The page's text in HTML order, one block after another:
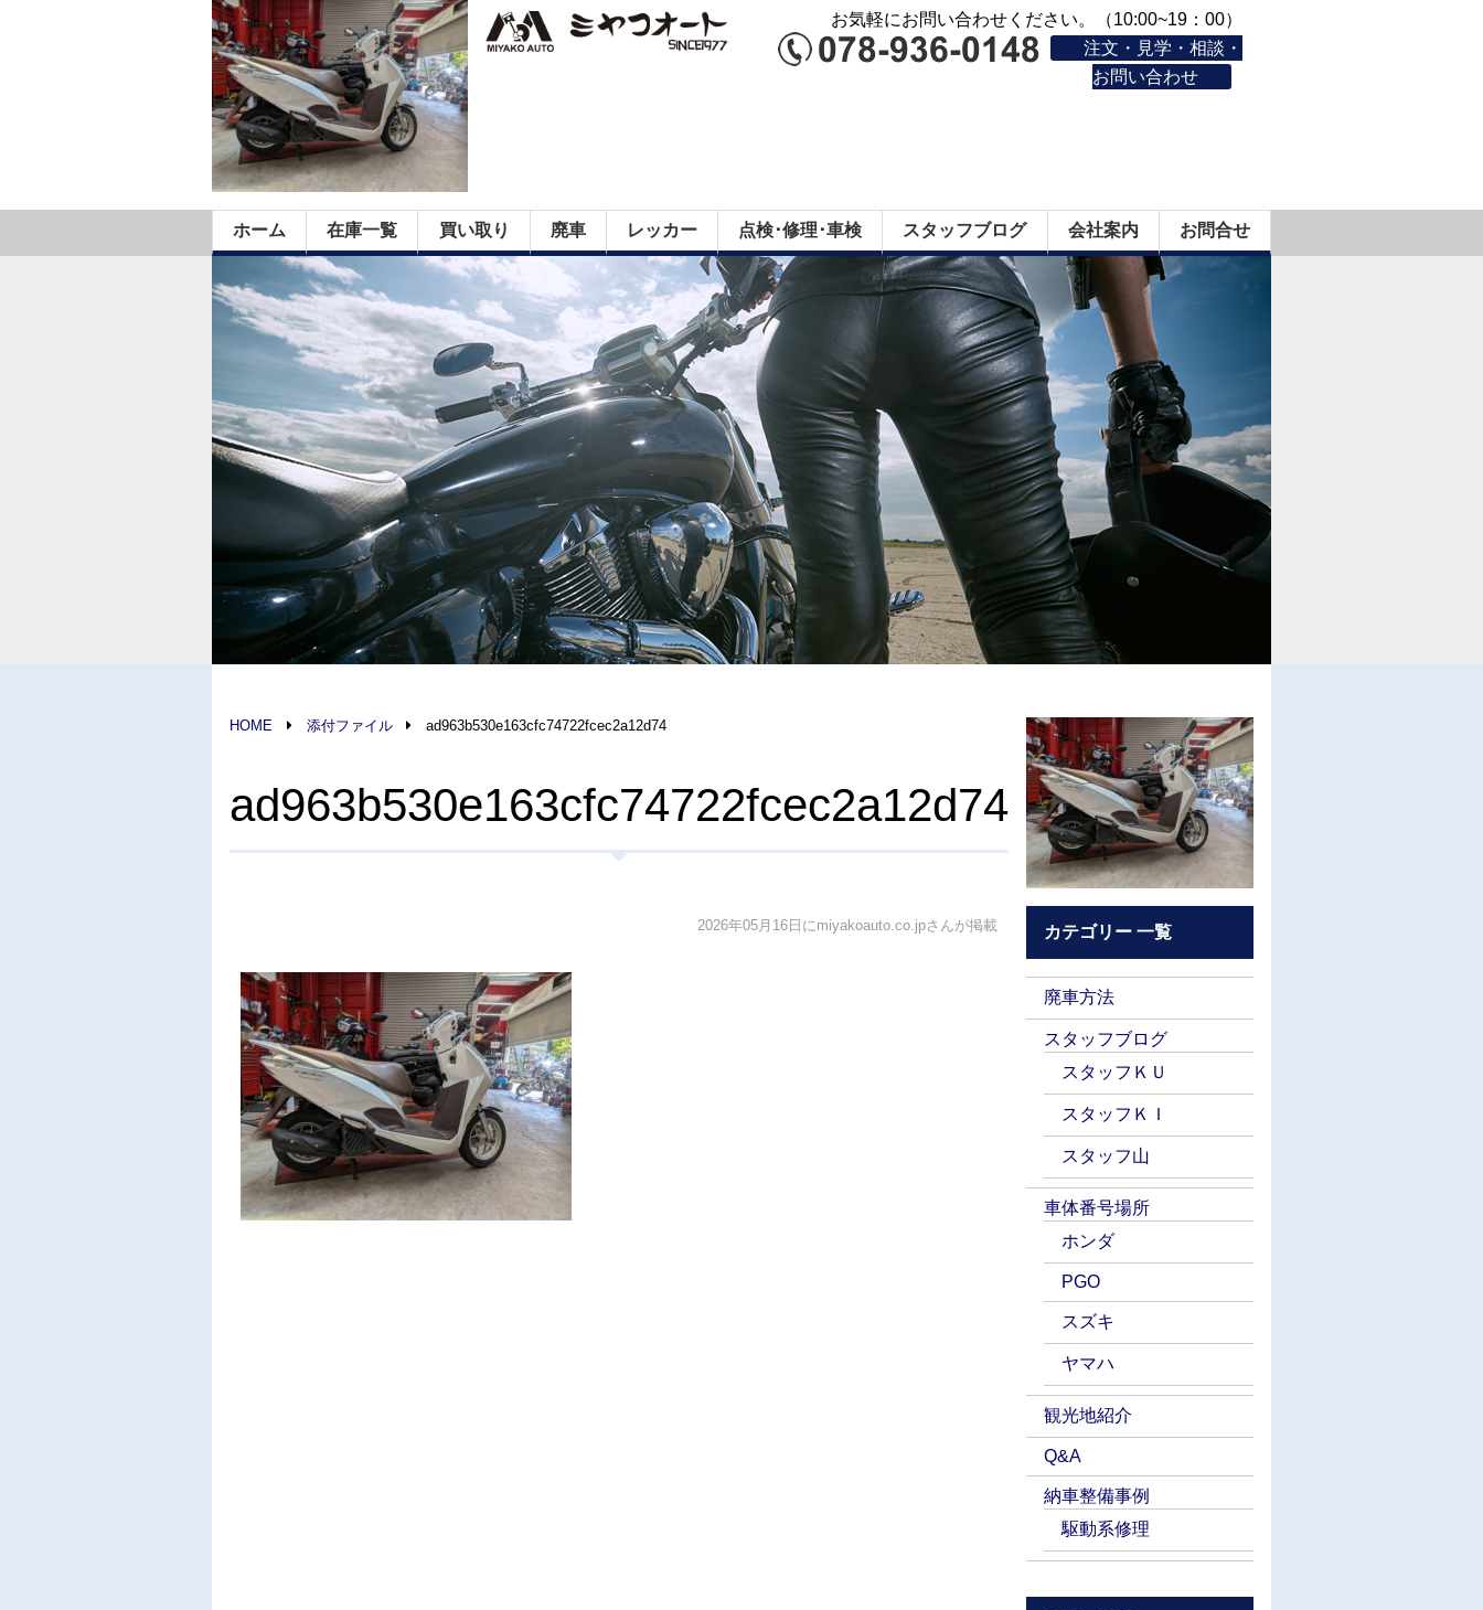
お気軽にお問い合わせください。（10:00~19：00）
注文・見学・相談・
お問い合わせ
ホーム 在庫一覧 買い取り 廃車 レッカー 点検･修理･車検 スタッフブログ 会社案内 お問合せ
HOME 添付ファイル ad963b530e163cfc74722fcec2a12d74
ad963b530e163cfc74722fcec2a12d74
2026年05月16日にmiyakoauto.co.jpさんが掲載 カテゴリー 一覧
廃車方法
スタッフブログ
スタッフＫＵ
スタッフＫＩ
スタッフ山
車体番号場所
ホンダ
PGO
スズキ
ヤマハ
観光地紹介
Q&A
納車整備事例
駆動系修理